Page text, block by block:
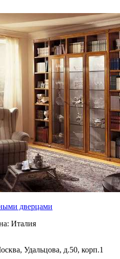
дверцами
Италия
, Удальцова, д.50, корп.1